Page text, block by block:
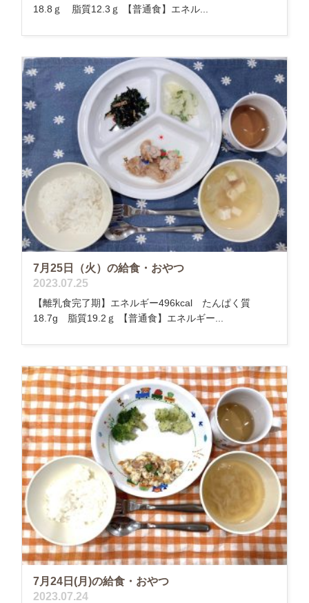
18.8ｇ 脂質12.3ｇ 【普通食】エネル...
7月25日（火）の給食・おやつ
2023.07.25
【離乳食完了期】エネルギー496kcal たんぱく質
18.7g 脂質19.2ｇ 【普通食】エネルギー...
7月24日(月)の給食・おやつ
2023.07.24